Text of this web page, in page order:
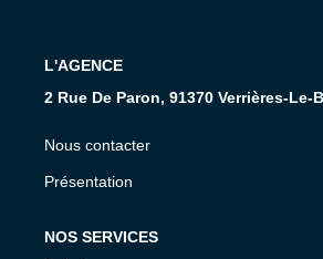
Avis Clients
L'AGENCE
2 Rue De Paron, 91370 Verrières-Le-
Nous contacter
Présentation
NOS SERVICES